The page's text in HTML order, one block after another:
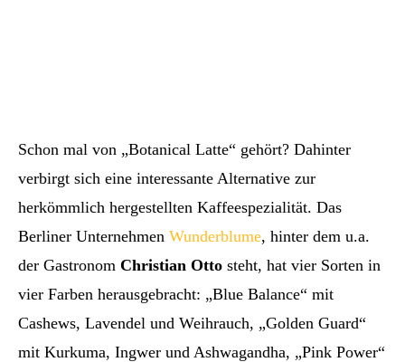
Schon mal von „Botanical Latte“ gehört? Dahinter
verbirgt sich eine interessante Alternative zur
herkömmlich hergestellten Kaffeespezialität. Das
Berliner Unternehmen Wunderblume, hinter dem u.a.
der Gastronom Christian Otto steht, hat vier Sorten in
vier Farben herausgebracht: „Blue Balance“ mit
Cashews, Lavendel und Weihrauch, „Golden Guard“
mit Kurkuma, Ingwer und Ashwagandha, „Pink Power“